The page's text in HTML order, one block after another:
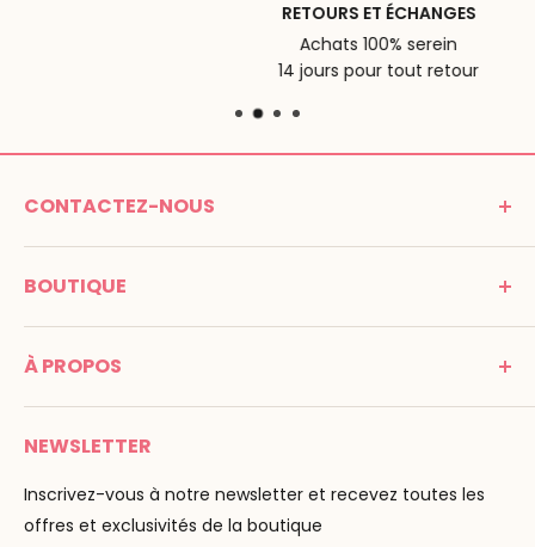
RETOURS ET ÉCHANGES
Achats 100% serein
14 jours pour tout retour
CONTACTEZ-NOUS
MONTESSORI SPIRIT
Promenade Jean Dalba
Tél : 05 53 61 21 26
Email :info@montessori-spirit.com
BOUTIQUE
C G V
Mentions légales
Paiement
Livraison
F.A.Q
À PROPOS
Montessori Spirit
Maria Montessori
La pédagogie
Nos marques
NEWSLETTER
Inscrivez-vous à notre newsletter et recevez toutes les
offres et exclusivités de la boutique